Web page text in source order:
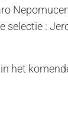
selectie :
het